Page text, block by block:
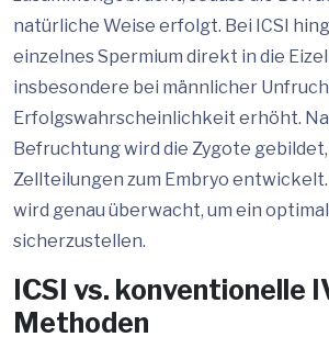
natürliche Weise erfolgt. Bei ICSI
einzelnes Spermium direkt in die
insbesondere bei männlicher
Erfolgswahrscheinlichkeit erhöht.
Befruchtung wird die Zygote
Zellteilungen zum Embryo
wird genau überwacht, um ein
sicherzustellen.
ICSI vs. konventionelle
Methoden